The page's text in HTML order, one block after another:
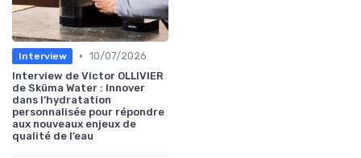
Interview • 10/07/2026
Interview de Victor OLLIVIER
de Sküma Water : Innover
dans l’hydratation
personnalisée pour répondre
aux nouveaux enjeux de
qualité de l’eau